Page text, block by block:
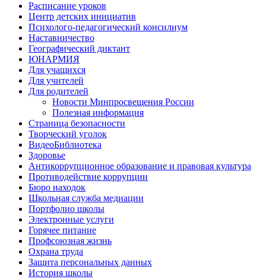
Расписание уроков
Центр детских инициатив
Психолого-педагогический консилиум
Наставничество
Географический диктант
ЮНАРМИЯ
Для учащихся
Для учителей
Для родителей
Новости Минпросвещения России
Полезная информация
Страница безопасности
Творческий уголок
ВидеоБиблиотека
Здоровье
Антикоррупционное образование и правовая культура
Противодействие коррупции
Бюро находок
Школьная служба медиации
Портфолио школы
Электронные услуги
Горячее питание
Профсоюзная жизнь
Охрана труда
Защита персональных данных
История школы